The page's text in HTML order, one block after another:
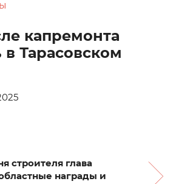
капремонта
в Тарасовском
строителя глава
награды и